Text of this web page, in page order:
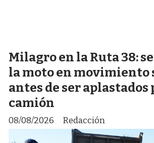
Milagro en la Ruta 38:
la moto en movimiento
antes de ser aplastados
camión
Redacción
08/08/2026